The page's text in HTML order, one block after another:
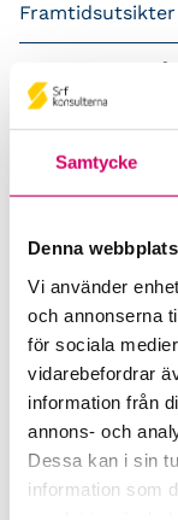
Samtycke
Denna
Vi använder
och annonserna
för sociala
vidarebefordrar
information från
annons- och
Dessa kan i sin
information som
Prenumerera på
Pressrum
Remisser
Samverkan
Srf
företagande
Våra
Tidningen